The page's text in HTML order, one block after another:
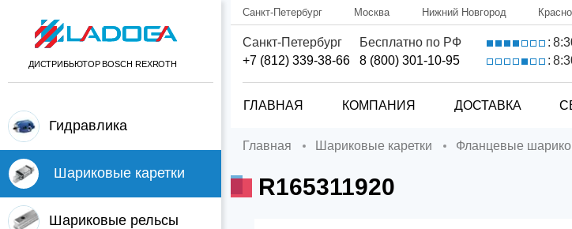
ДИСТРИБЬЮТОР BOSCH REXROTH
Гидравлика
Шариковые каретки
Шариковые рельсы
Санкт-Петербург Москва Нижний Новгород
Санкт-Петербург
+7 (812) 339-38-66
Бесплатно по РФ
8 (800) 301-10-95
:
:
ГЛАВНАЯ КОМПАНИЯ ДОСТАВКА
Главная Шариковые каретки Фланцевые
R165311920